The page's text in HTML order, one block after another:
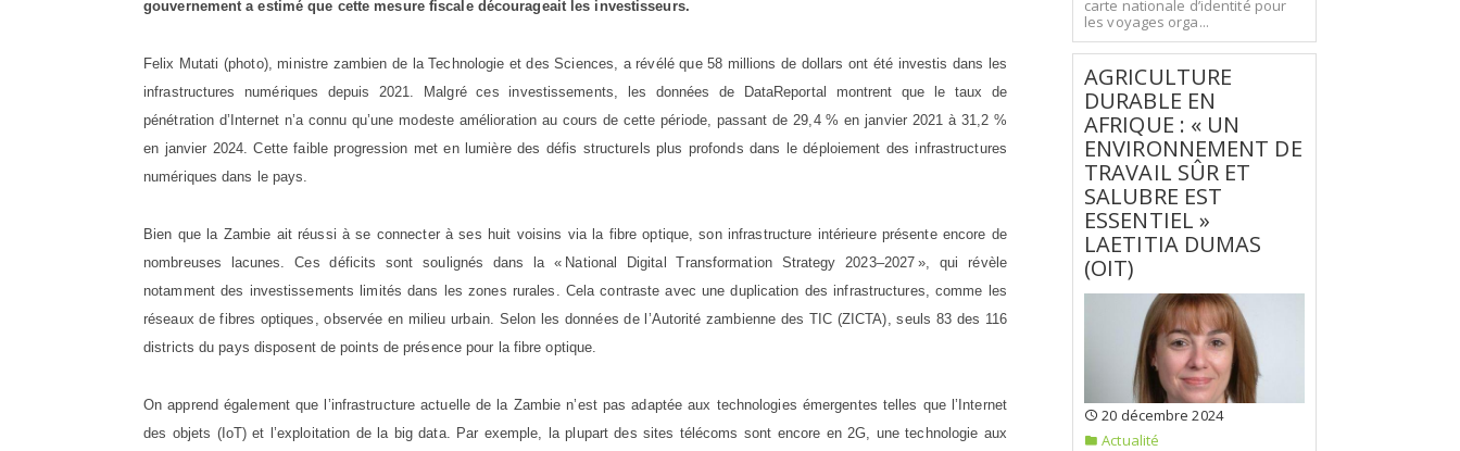
gouvernement a estimé que cette mesure fiscale décourageait les investisseurs.
Felix Mutati (photo), ministre zambien de la Technologie et des Sciences, a révélé que 58 millions de dollars ont été investis dans les
infrastructures numériques depuis 2021. Malgré ces investissements, les données de DataReportal montrent que le taux de
pénétration d’Internet n’a connu qu’une modeste amélioration au cours de cette période, passant de 29,4 % en janvier 2021 à 31,2 %
en janvier 2024. Cette faible progression met en lumière des défis structurels plus profonds dans le déploiement des infrastructures
numériques dans le pays.
Bien que la Zambie ait réussi à se connecter à ses huit voisins via la fibre optique, son infrastructure intérieure présente encore de
nombreuses lacunes. Ces déficits sont soulignés dans la « National Digital Transformation Strategy 2023–2027 », qui révèle
notamment des investissements limités dans les zones rurales. Cela contraste avec une duplication des infrastructures, comme les
réseaux de fibres optiques, observée en milieu urbain. Selon les données de l’Autorité zambienne des TIC (ZICTA), seuls 83 des 116
districts du pays disposent de points de présence pour la fibre optique.
On apprend également que l’infrastructure actuelle de la Zambie n’est pas adaptée aux technologies émergentes telles que l’Internet
des objets (IoT) et l’exploitation de la big data. Par exemple, la plupart des sites télécoms sont encore en 2G, une technologie aux
carte nationale d’identité pour
les voyages orga...
AGRICULTURE
DURABLE EN
AFRIQUE : « UN
ENVIRONNEMENT DE
TRAVAIL SÛR ET
SALUBRE EST
ESSENTIEL »
LAETITIA DUMAS
(OIT)
20 décembre 2024
Actualité